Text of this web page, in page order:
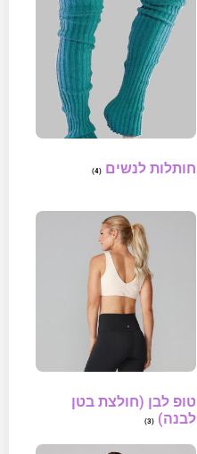
חותלות לנשים(4)
טופ לבן (חולצת בטן
לבנה)(3)